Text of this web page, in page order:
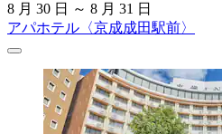
8 月 30 日 ～ 8 月 31 日
アパホテル〈京成成田駅前〉